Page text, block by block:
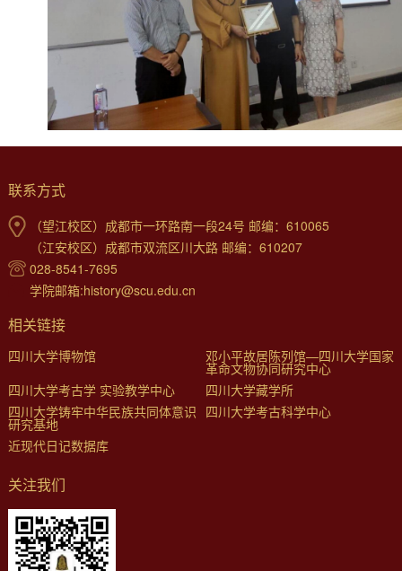
联系方式
（望江校区）成都市一环路南一段24号 邮编：610065
（江安校区）成都市双流区川大路 邮编：610207
028-8541-7695
学院邮箱:history@scu.edu.cn
相关链接
四川大学博物馆 邓小平故居陈列馆—四川大学国家
革命文物协同研究中心
四川大学考古学 实验教学中心
四川大学藏学所
四川大学铸牢中华民族共同体意识
研究基地
四川大学考古科学中心
近现代日记数据库
关注我们